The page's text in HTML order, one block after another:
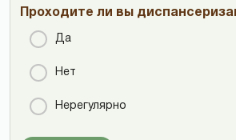
Проходите ли вы
Да
Нет
Нерегулярно